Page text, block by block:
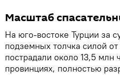
Масштаб
На юго-востоке Турции за
подземных толчка силой
пострадали около 13,5 млн
провинциях, полностью